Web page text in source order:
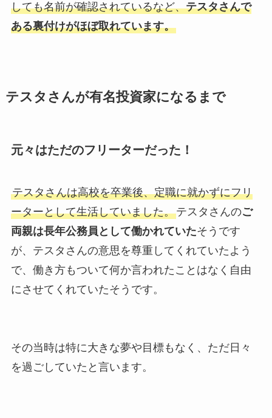
しても名前が確認されているなど、テスタさんで
ある裏付けがほぼ取れています。
テスタさんが有名投資家になるまで
元々はただのフリーターだった！
テスタさんは高校を卒業後、定職に就かずにフリ
ーターとして生活していました。テスタさんのご
両親は長年公務員として働かれていたそうです
が、テスタさんの意思を尊重してくれていたよう
で、働き方もついて何か言われたことはなく自由
にさせてくれていたそうです。
その当時は特に大きな夢や目標もなく、ただ日々
を過ごしていたと言います。